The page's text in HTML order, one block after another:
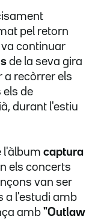
pel retorn
continuar
de la seva gira
a recòrrer els
els de
durant l'estiu
l'àlbum captura
els concerts
van ser
a l'estudi amb
amb "Outlaw